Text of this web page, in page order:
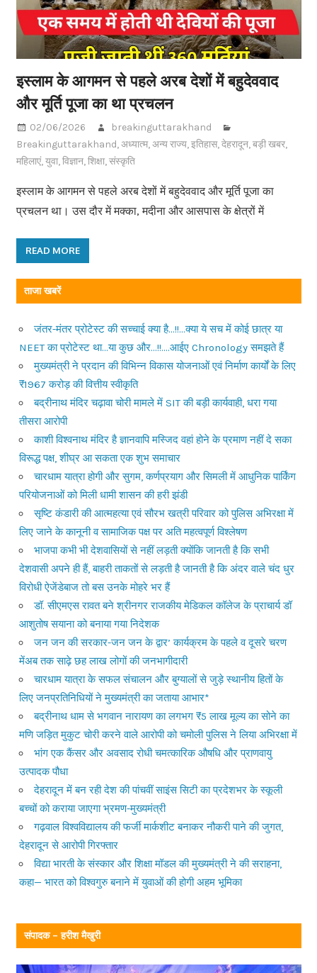
इस्लाम के आगमन से पहले अरब देशों में बहुदेववाद
और मूर्ति पूजा का था प्रचलन
02/06/2026
breakinguttarakhand
Breakinguttarakhand,अध्यात्म,अन्य राज्य,इतिहास,देहरादून,बड़ी खबर,
महिलाएं,युवा,विज्ञान,शिक्षा,संस्कृति
इस्लाम के आगमन से पहले अरब देशों में बहुदेववाद और मूर्ति पूजा का
प्रचलन था। उस दौर में मक्का, मदीना और आसपास के क्षेत्रों में
READ MORE
ताजा खबरें
जंतर-मंतर प्रोटेस्ट की सच्चाई क्या है…!!…क्या ये सच में कोई छात्र या
NEET का प्रोटेस्ट था…या कुछ और…!!….आईए Chronology समझते हैं
मुख्यमंत्री ने प्रदान की विभिन्न विकास योजनाओं एवं निर्माण कार्यों के लिए
₹1967 करोड़ की वित्तीय स्वीकृति
बद्रीनाथ मंदिर चढ़ावा चोरी मामले में SIT की बड़ी कार्यवाही, धरा गया
तीसरा आरोपी
काशी विश्वनाथ मंदिर है ज्ञानवापि मस्जिद वहां होने के प्रमाण नहीं दे सका
विरूद्ध पक्ष, शीघ्र आ सकता एक शुभ समाचार
चारधाम यात्रा होगी और सुगम, कर्णप्रयाग और सिमली में आधुनिक पार्किंग
परियोजनाओं को मिली धामी शासन की हरी झंडी
सृष्टि कंडारी की आत्महत्या एवं सौरभ खत्री परिवार को पुलिस अभिरक्षा में
लिए जाने के कानूनी व सामाजिक पक्ष पर अति महत्वपूर्ण विश्लेषण
भाजपा कभी भी देशवासियों से नहीं लड़ती क्योंकि जानती है कि सभी
देशवासी अपने ही हैं, बाहरी ताकतों से लड़ती है जानती है कि अंदर वाले चंद धुर
विरोधी ऐजेंडेबाज तो बस उनके मोहरे भर हैं
डॉ. सीएमएस रावत बने श्रीनगर राजकीय मेडिकल कॉलेज के प्राचार्य डॉ
आशुतोष सयाना को बनाया गया निदेशक
जन जन की सरकार-जन जन के द्वार’ कार्यक्रम के पहले व दूसरे चरण
मेंअब तक साढ़े छह लाख लोगों की जनभागीदारी
चारधाम यात्रा के सफल संचालन और बुग्यालों से जुड़े स्थानीय हितों के
लिए जनप्रतिनिधियों ने मुख्यमंत्री का जताया आभार*
बद्रीनाथ धाम से भगवान नारायण का लगभग ₹5 लाख मूल्य का सोने का
मणि जड़ित मुकुट चोरी करने वाले आरोपी को चमोली पुलिस ने लिया अभिरक्षा में
भांग एक कैंसर और अवसाद रोधी चमत्कारिक औषधि और प्राणवायु
उत्पादक पौधा
देहरादून में बन रही देश की पांचवीं साइंस सिटी का प्रदेशभर के स्कूली
बच्चों को कराया जाएगा भ्रमण-मुख्यमंत्री
गढ़वाल विश्वविद्यालय की फर्जी मार्कशीट बनाकर नौकरी पाने की जुगत,
देहरादून से आरोपी गिरफ्तार
विद्या भारती के संस्कार और शिक्षा मॉडल की मुख्यमंत्री ने की सराहना,
कहा— भारत को विश्वगुरु बनाने में युवाओं की होगी अहम भूमिका
संपादक – हरीश मैखुरी